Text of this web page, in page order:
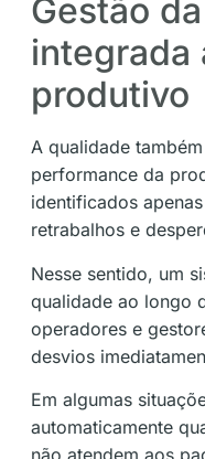
Gestão
integrada
produtivo
A qualidade
performance da
identificados
retrabalhos e
Nesse sentido, um
qualidade ao longo
operadores e
desvios
Em algumas
automaticamente
não atendem aos